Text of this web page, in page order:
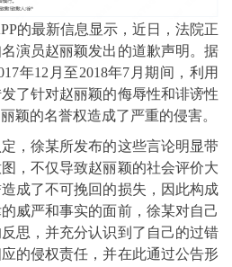
的最新信息显示，近日，法院正
演员赵丽颖发出的道歉声明。据
年12月至2018年7月期间，利用
了针对赵丽颖的侮辱性和诽谤性
颖的名誉权造成了严重的侵害。
，徐某所发布的这些言论明显带
，不仅导致赵丽颖的社会评价大
成了不可挽回的损失，因此构成
威严和事实的面前，徐某对自己
思，并充分认识到了自己的过错
的侵权责任，并在此通过公告形